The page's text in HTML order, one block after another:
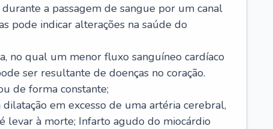
a passagem de sangue por um canal
pode indicar alterações na saúde do
no qual um menor fluxo sanguíneo cardíaco
ser resultante de doenças no coração.
de forma constante;
em excesso de uma artéria cerebral,
levar à morte; Infarto agudo do miocárdio